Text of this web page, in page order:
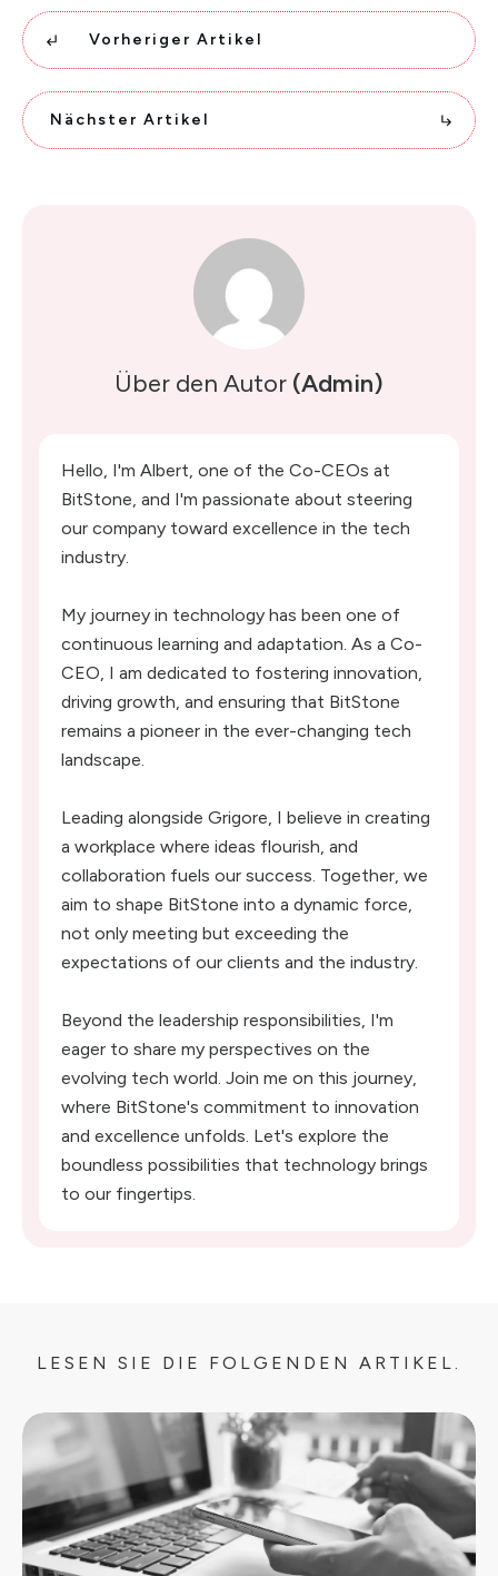
Vorheriger Artikel
Nächster Artikel
Über den Autor (Admin)
Hello, I'm Albert, one of the Co-CEOs at
BitStone, and I'm passionate about steering
our company toward excellence in the tech
industry.
My journey in technology has been one of
continuous learning and adaptation. As a Co-
CEO, I am dedicated to fostering innovation,
driving growth, and ensuring that BitStone
remains a pioneer in the ever-changing tech
landscape.
Leading alongside Grigore, I believe in creating
a workplace where ideas flourish, and
collaboration fuels our success. Together, we
aim to shape BitStone into a dynamic force,
not only meeting but exceeding the
expectations of our clients and the industry.
Beyond the leadership responsibilities, I'm
eager to share my perspectives on the
evolving tech world. Join me on this journey,
where BitStone's commitment to innovation
and excellence unfolds. Let's explore the
boundless possibilities that technology brings
to our fingertips.
LESEN SIE DIE FOLGENDEN ARTIKEL.